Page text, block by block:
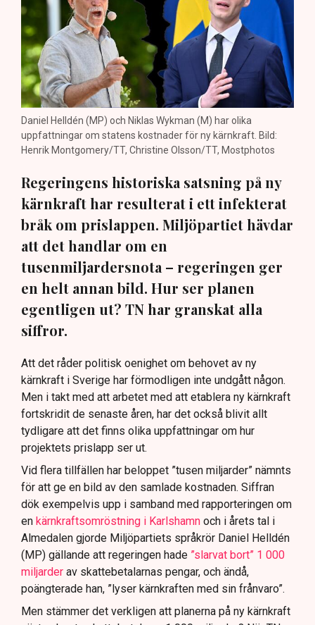
Daniel Helldén (MP) och Niklas Wykman (M) har olika
uppfattningar om statens kostnader för ny kärnkraft. Bild:
Henrik Montgomery/TT, Christine Olsson/TT, Mostphotos
Regeringens historiska satsning på ny
kärnkraft har resulterat i ett infekterat
bråk om prislappen. Miljöpartiet hävdar
att det handlar om en
tusenmiljardersnota – regeringen ger
en helt annan bild. Hur ser planen
egentligen ut? TN har granskat alla
siffror.
Att det råder politisk oenighet om behovet av ny
kärnkraft i Sverige har förmodligen inte undgått någon.
Men i takt med att arbetet med att etablera ny kärnkraft
fortskridit de senaste åren, har det också blivit allt
tydligare att det finns olika uppfattningar om hur
projektets prislapp ser ut.
Vid flera tillfällen har beloppet ”tusen miljarder” nämnts
för att ge en bild av den samlade kostnaden. Siffran
dök exempelvis upp i samband med rapporteringen om
en kärnkraftsomröstning i Karlshamn och i årets tal i
Almedalen gjorde Miljöpartiets språkrör Daniel Helldén
(MP) gällande att regeringen hade ”slarvat bort” 1 000
miljarder av skattebetalarnas pengar, och ändå,
poängterade han, ”lyser kärnkraften med sin frånvaro”.
Men stämmer det verkligen att planerna på ny kärnkraft